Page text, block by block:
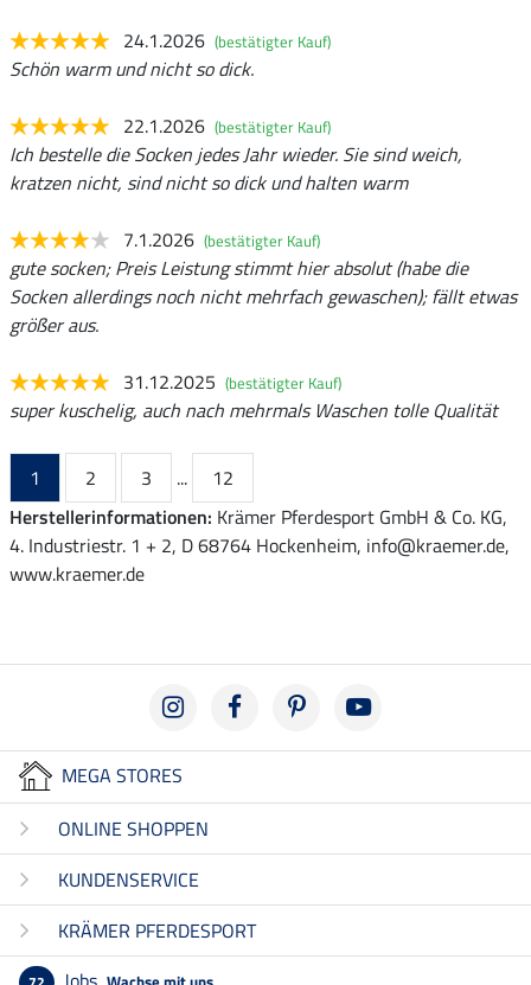
24.1.2026 (bestätigter Kauf)
Schön warm und nicht so dick.
22.1.2026 (bestätigter Kauf)
Ich bestelle die Socken jedes Jahr wieder. Sie sind weich,
kratzen nicht, sind nicht so dick und halten warm
7.1.2026 (bestätigter Kauf)
gute socken; Preis Leistung stimmt hier absolut (habe die
Socken allerdings noch nicht mehrfach gewaschen); fällt etwas
größer aus.
31.12.2025 (bestätigter Kauf)
super kuschelig, auch nach mehrmals Waschen tolle Qualität
1 2 3 ...
12
Herstellerinformationen: Krämer Pferdesport GmbH & Co. KG,
4. Industriestr. 1 + 2, D 68764 Hockenheim, info@kraemer.de,
www.kraemer.de
MEGA STORES
ONLINE SHOPPEN
KUNDENSERVICE
KRÄMER PFERDESPORT